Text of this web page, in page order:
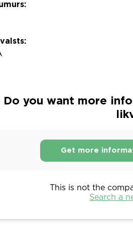
Do you want more
Get more
This is not the
Search a